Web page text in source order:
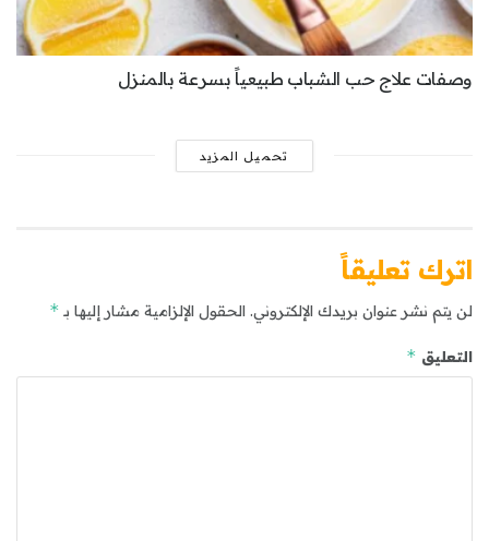
وصفات علاج حب الشباب طبيعياً بسرعة بالمنزل
تحميل المزيد
اترك تعليقاً
لن يتم نشر عنوان بريدك الإلكتروني. الحقول الإلزامية مشار إليها بـ *
التعليق *